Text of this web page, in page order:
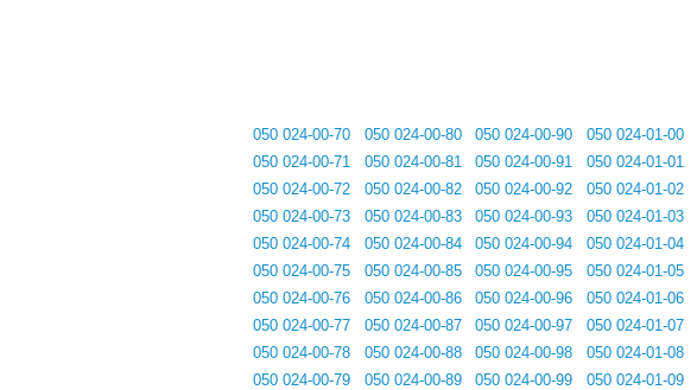
050 024-00-70
050 024-00-71
050 024-00-72
050 024-00-73
050 024-00-74
050 024-00-75
050 024-00-76
050 024-00-77
050 024-00-78
050 024-00-79
050 024-00-80
050 024-00-81
050 024-00-82
050 024-00-83
050 024-00-84
050 024-00-85
050 024-00-86
050 024-00-87
050 024-00-88
050 024-00-89
050 024-00-90
050 024-00-91
050 024-00-92
050 024-00-93
050 024-00-94
050 024-00-95
050 024-00-96
050 024-00-97
050 024-00-98
050 024-00-99
050 024-01-00
050 024-01-01
050 024-01-02
050 024-01-03
050 024-01-04
050 024-01-05
050 024-01-06
050 024-01-07
050 024-01-08
050 024-01-09